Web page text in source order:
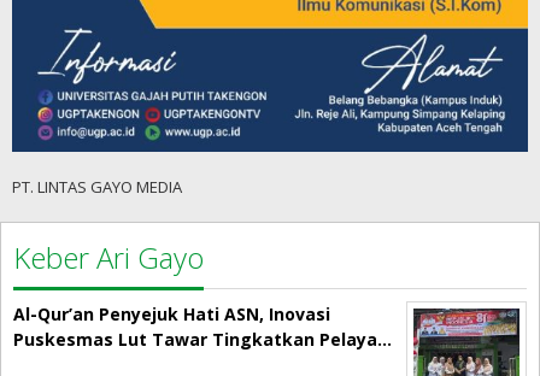
PT. LINTAS GAYO MEDIA
Keber Ari Gayo
Al-Qur’an Penyejuk Hati ASN, Inovasi
Puskesmas Lut Tawar Tingkatkan Pelaya…